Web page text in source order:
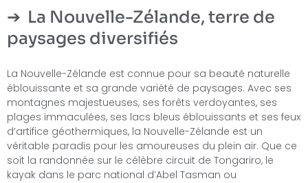
La Nouvelle-Zélande, terre de
paysages diversifiés
La Nouvelle-Zélande est connue pour sa beauté naturelle
éblouissante et sa grande variété de paysages. Avec ses
montagnes majestueuses, ses forêts verdoyantes, ses
plages immaculées, ses lacs bleus éblouissants et ses feux
d’artifice géothermiques, la Nouvelle-Zélande est un
véritable paradis pour les amoureuses du plein air. Que ce
soit la randonnée sur le célèbre circuit de Tongariro, le
kayak dans le parc national d’Abel Tasman ou